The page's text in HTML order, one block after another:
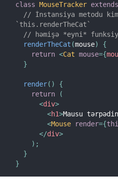
class MouseTracker extends
// İnstansiya metodu
`this.renderTheCat`
// həmişə *eyni*
renderTheCat (mouse)
{
return <Cat mouse={
}
render( )
{
return
(
<div>
<h1>Mausu
<Mouse render={
</div>
) ;
}
}